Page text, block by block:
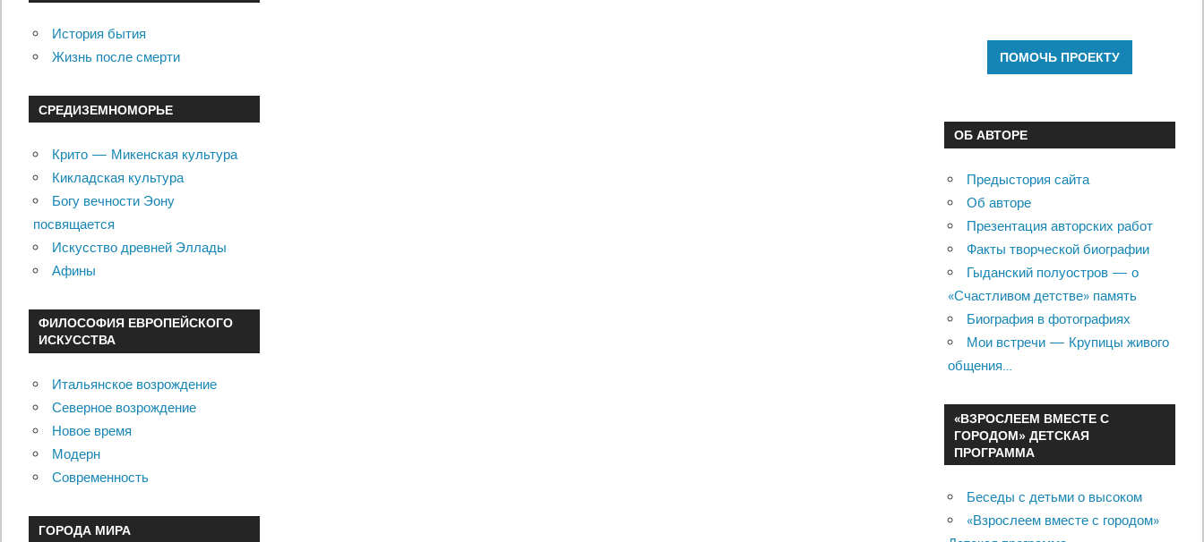
История бытия
Жизнь после смерти
СРЕДИЗЕМНОМОРЬЕ
Крито — Микенская культура
Кикладская культура
Богу вечности Эону
посвящается
Искусство древней Эллады
Афины
ФИЛОСОФИЯ ЕВРОПЕЙСКОГО
ИСКУССТВА
Итальянское возрождение
Северное возрождение
Новое время
Модерн
Современность
ГОРОДА МИРА
ОБ АВТОРЕ
Предыстория сайта
Об авторе
Презентация авторских работ
Факты творческой биографии
Гыданский полуостров — о
«Счастливом детстве» память
Биография в фотографиях
Мои встречи — Крупицы живого
общения…
«ВЗРОСЛЕЕМ ВМЕСТЕ С
ГОРОДОМ» ДЕТСКАЯ
ПРОГРАММА
Беседы с детьми о высоком
«Взрослеем вместе с городом»